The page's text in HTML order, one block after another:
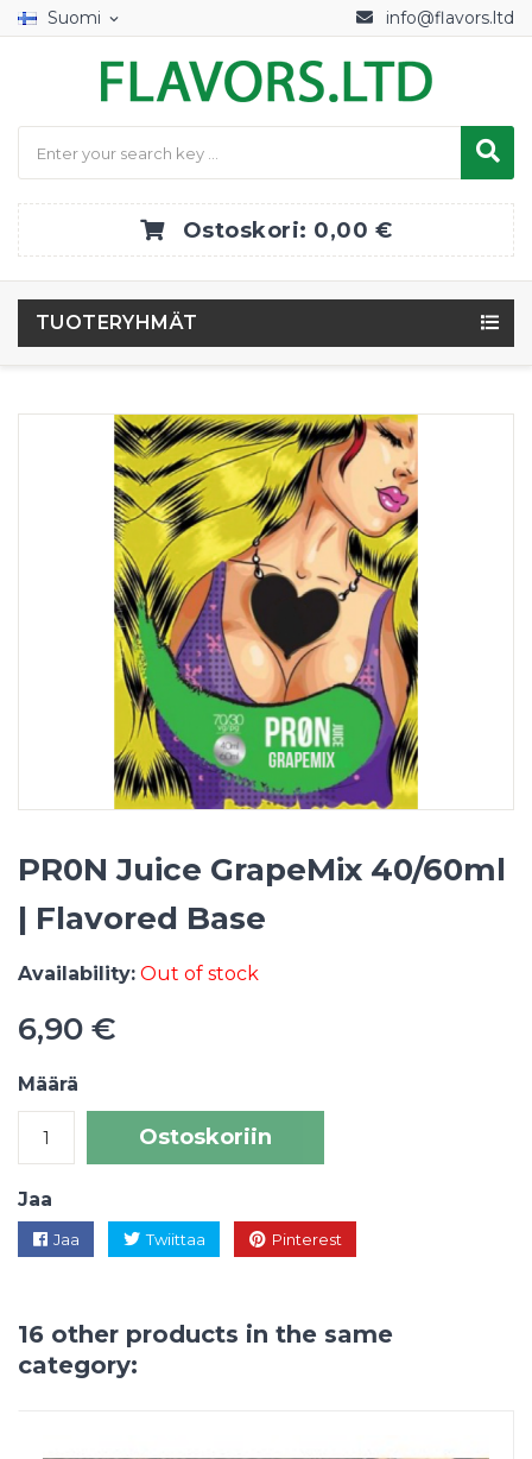
Suomi expand_more info@flavors.ltd
Ostoskori: 0,00 €
TUOTERYHMÄT
PR0N Juice GrapeMix 40/60ml
| Flavored Base
Availability: Out of stock
6,90 €
Määrä
Ostoskoriin
Jaa
Jaa Twiittaa Pinterest
16 other products in the same
category: